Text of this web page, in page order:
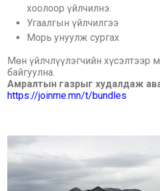
хоолоор үйлчилнэ.
Угаалгын үйлчилгээ
Морь унуулж сургах
Мөн үйлчлүүлэгчийн хүсэлтээр
байгуулна.
Амралтын газрыг худалдаж
https://joinme.mn/t/bundles